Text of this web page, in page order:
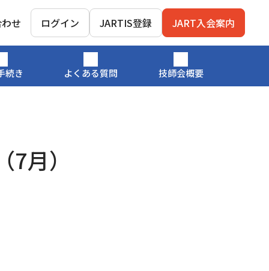
せ ログイン JARTIS登録 JART入会案内
続き よくある質問 技師会概要
月）